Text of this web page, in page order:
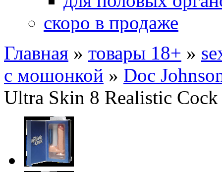
скоро в продаже
Главная » товары 18+ »
с мошонкой » Doc
Ultra Skin 8 Realistic Cock